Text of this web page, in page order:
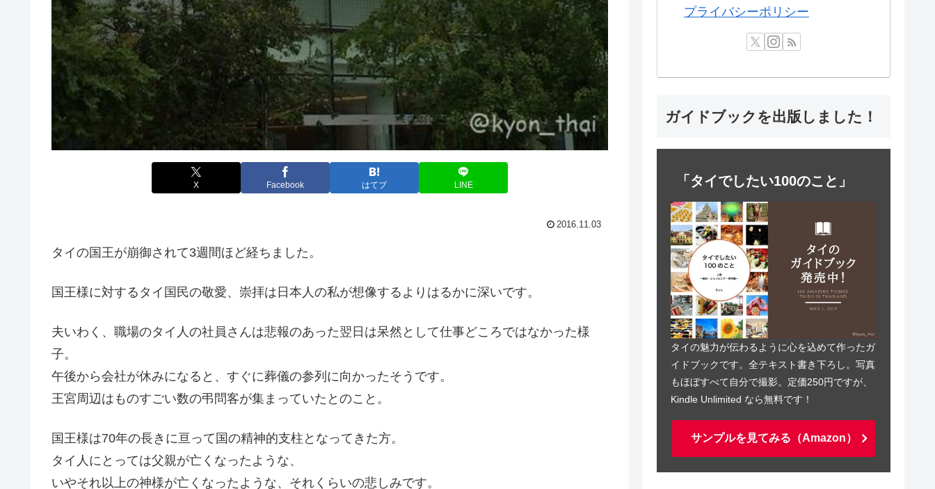
X Facebook はてブ LINE
2016.11.03
タイの国王が崩御されて3週間ほど経ちました。
国王様に対するタイ国民の敬愛、崇拝は日本人の私が想像するよりはるかに深いです。
夫いわく、職場のタイ人の社員さんは悲報のあった翌日は呆然として仕事どころではなかった様
子。
午後から会社が休みになると、すぐに葬儀の参列に向かったそうです。
王宮周辺はものすごい数の弔問客が集まっていたとのこと。
国王様は70年の長きに亘って国の精神的支柱となってきた方。
タイ人にとっては父親が亡くなったような、
いやそれ以上の神様が亡くなったような、それくらいの悲しみです。
プライバシーポリシー
ガイドブックを出版しました！
「タイでしたい100のこと」
タイの魅力が伝わるように心を込めて作ったガ
イドブックです。全テキスト書き下ろし。写真
もほぼすべて自分で撮影。定価250円ですが、
Kindle Unlimited なら無料です！
サンプルを見てみる（Amazon）